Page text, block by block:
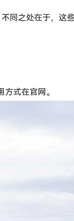
同之处在于，这
式在官网。